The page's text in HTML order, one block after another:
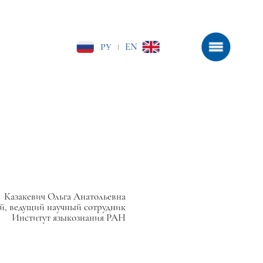
РУ EN
Казакевич Ольга Анатольевна
ведущий научный сотрудник
Институт языкознания РАН